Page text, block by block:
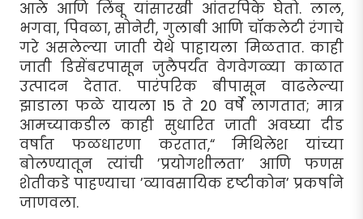
आले आणि लिंबू यांसारखी आंतरपिके घेतो. लाल,
भगवा, पिवळा, सोनेरी, गुलाबी आणि चॉकलेटी रंगाचे
गरे असलेल्या जाती येथे पाहायला मिळतात. काही
जाती डिसेंबरपासून जुलैपर्यंत वेगवेगळ्या काळात
उत्पादन देतात. पारंपरिक बीपासून वाढलेल्या
झाडाला फळे यायला 15 ते 20 वर्षे लागतात; मात्र
आमच्याकडील काही सुधारित जाती अवघ्या दीड
वर्षांत फळधारणा करतात,“ मिथिलेश यांच्या
बोलण्यातून त्यांची ’प्रयोगशीलता’ आणि फणस
शेतीकडे पाहण्याचा ’व्यावसायिक दृष्टीकोन’ प्रकर्षाने
जाणवला.